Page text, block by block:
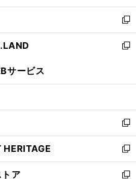
開
く
ウ
で
開
く
ン
ド
ウ
で
ウ
ィ
ン
ド
開
新
し
い
ン
ウ
で
開
く
新
ウ
ン
ド
ウ
で
開
く
サービス
新
し
い
ウ
ィ
新
し
い
ア